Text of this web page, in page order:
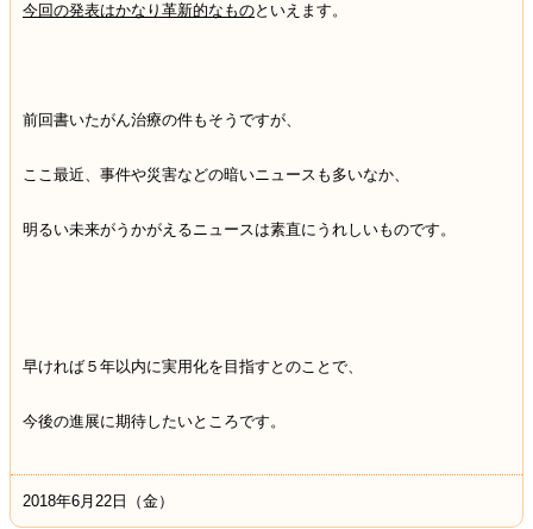
今回の発表はかなり革新的なものといえます。
前回書いたがん治療の件もそうですが、
ここ最近、事件や災害などの暗いニュースも多いなか、
明るい未来がうかがえるニュースは素直にうれしいものです。
早ければ５年以内に実用化を目指すとのことで、
今後の進展に期待したいところです。
2018年6月22日（金）